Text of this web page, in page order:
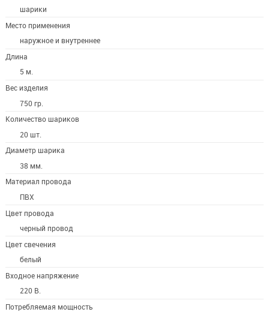
шарики
Место применения
наружное и внутреннее
Длина
5 м.
Вес изделия
750 гр.
Количество шариков
20 шт.
Диаметр шарика
38 мм.
Материал провода
ПВХ
Цвет провода
черный провод
Цвет свечения
белый
Входное напряжение
220 В.
Потребляемая мощность